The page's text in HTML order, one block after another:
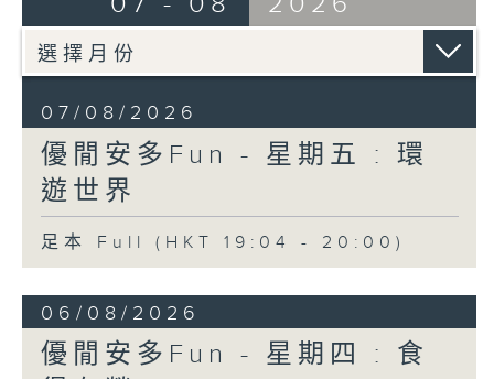
07/08/2026
優閒安多Fun - 星期五 : 環
遊世界
足本 Full (HKT 19:04 - 20:00)
06/08/2026
優閒安多Fun - 星期四 : 食